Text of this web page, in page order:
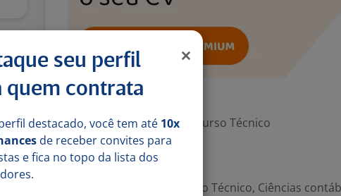
Exigências
Escolaridade Mínima: Curso Técnico
Valorizado
Serviços públicos; Curso Técnico, Ciências
seu perfil
quem contrata
destacado, você tem até 10x
de receber convites para
e fica no topo da lista dos